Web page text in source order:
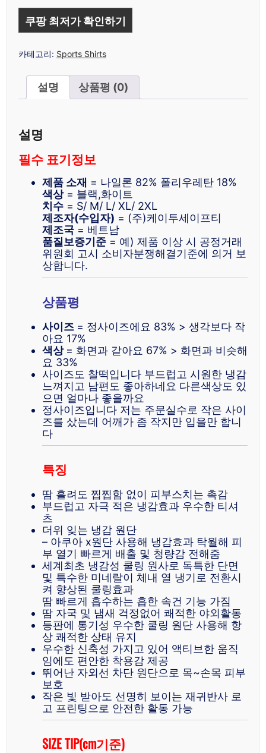
₩59,900.₩34,500.
쿠팡 최저가 확인하기
카테고리: Sports Shirts
설명 상품평 (0)
설명
필수 표기정보
제품 소재 = 나일론 82% 폴리우레탄 18%
색상= 블랙,화이트
치수 = S/ M/ L/ XL/ 2XL
제조자(수입자) = (주)케이투세이프티
제조국 = 베트남
품질보증기준 = 예) 제품 이상 시 공정거래
위원회 고시 소비자분쟁해결기준에 의거 보
상합니다.
상품평
사이즈 = 정사이즈에요 83% > 생각보다 작
아요 17%
색상 = 화면과 같아요 67% > 화면과 비슷해
요 33%
사이즈도 찰떡입니다 부드럽고 시원한 냉감
느껴지고 남편도 좋아하네요 다른색상도 있
으면 얼마나 좋을까요
정사이즈입니다 저는 주문실수로 작은 사이
즈를 샀는데 어깨가 좀 작지만 입을만 합니
다
특징
땀 흘려도 찝찝함 없이 피부스치는 촉감
부드럽고 자극 적은 냉감효과 우수한 티셔
츠
더위 잊는 냉감 원단
– 아쿠아 x원단 사용해 냉감효과 탁월해 피
부 열기 빠르게 배출 및 청량감 전해줌
세계최초 냉감성 쿨링 원사로 독특한 단면
및 특수한 미네랄이 체내 열 냉기로 전환시
켜 향상된 쿨링효과
땀 빠르게 흡수하는 흡한 속건 기능 가짐
땀 자국 및 냄새 걱정없어 쾌적한 야외활동
등판에 통기성 우수한 쿨링 원단 사용해 항
상 쾌적한 상태 유지
우수한 신축성 가지고 있어 액티브한 움직
임에도 편안한 착용감 제공
뛰어난 자외선 차단 원단으로 목~손목 피부
보호
작은 빛 받아도 선명히 보이는 재귀반사 로
고 프린팅으로 안전한 활동 가능
SIZE TIP(cm기준)